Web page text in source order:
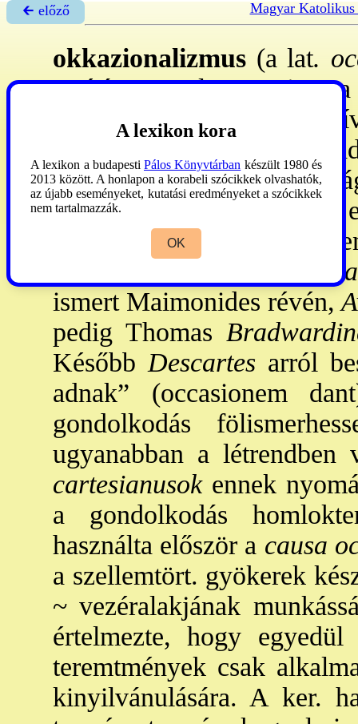
🡰 előző Magyar
okkazionalizmus (a lat.
tanítás, amely szerint
→hatóok
ok, még
hanem csak „alkalmat”
hatás jelentkezhessen a
a létezők, magánvalók
oksággal kell
ismert Maimonides révén,
pedig Thomas
Később Descartes arról
adnak” (occasionem
gondolkodás
ugyanabban a
cartesianusokennek
a gondolkodás
használta először a causa
a szellemtört. gyökerek
~ vezéralakjának
értelmezte, hogy
teremtmények csak
kinyilvánulására. A ker.
A lexikon kora
A lexikon a budapesti Pálos Könyvtárban készült 1980 és
2013 között. A honlapon a korabeli szócikkek olvashatók,
az újabb eseményeket, kutatási eredményeket a szócikkek
nem tartalmazzák.
OK